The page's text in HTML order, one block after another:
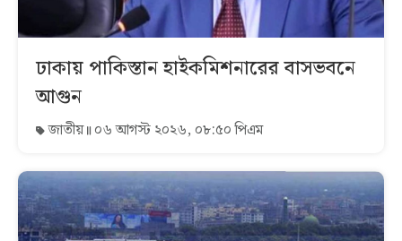
ঢাকায় পাকিস্তান হাইকমিশনারের বাসভবনে
আগুন
জাতীয় ০৬ আগস্ট ২০২৬, ০৮:৫০ পিএম